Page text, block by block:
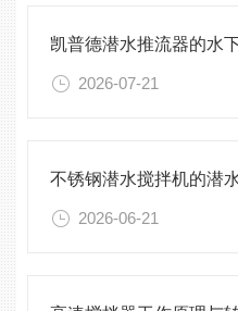
2026-07-21
2026-06-21